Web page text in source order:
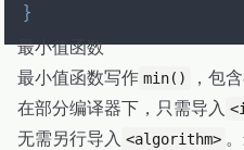
}
最小值函数
最小值函数写作 min() ，包
在部分编译器下，只需导入
无需另行导入 <algorithm>